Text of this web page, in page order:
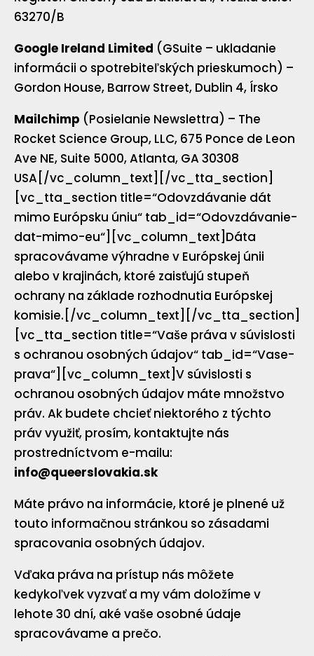
63270/B
Google Ireland Limited (GSuite – ukladanie
informácii o spotrebiteľských prieskumoch) –
Gordon House, Barrow Street, Dublin 4, Írsko
Mailchimp (Posielanie Newslettra) – The
Rocket Science Group, LLC, 675 Ponce de Leon
Ave NE, Suite 5000, Atlanta, GA 30308
USA[/vc_column_text][/vc_tta_section]
[vc_tta_section title=“Odovzdávanie dát
mimo Európsku úniu“ tab_id=“Odovzdávanie-
dat-mimo-eu“][vc_column_text]Dáta
spracovávame výhradne v Európskej únii
alebo v krajinách, ktoré zaisťujú stupeň
ochrany na základe rozhodnutia Európskej
komisie.[/vc_column_text][/vc_tta_section]
[vc_tta_section title=“Vaše práva v súvislosti
s ochranou osobných údajov“ tab_id=“Vase-
prava“][vc_column_text]V súvislosti s
ochranou osobných údajov máte množstvo
práv. Ak budete chcieť niektorého z týchto
práv využiť, prosím, kontaktujte nás
prostredníctvom e-mailu:
info@queerslovakia.sk
Máte právo na informácie, ktoré je plnené už
touto informačnou stránkou so zásadami
spracovania osobných údajov.
Vďaka práva na prístup nás môžete
kedykoľvek vyzvať a my vám doložíme v
lehote 30 dní, aké vaše osobné údaje
spracovávame a prečo.